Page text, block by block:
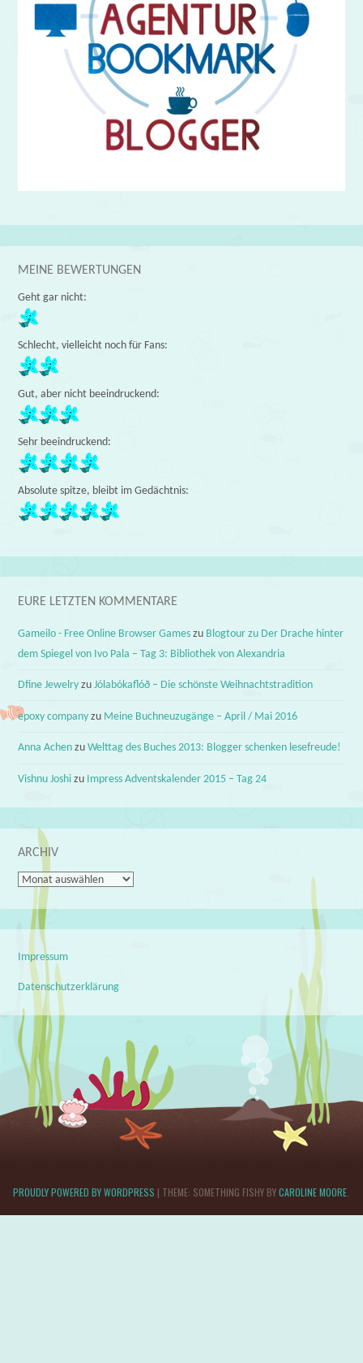
MEINE BEWERTUNGEN
Geht gar nicht:
Schlecht, vielleicht noch für Fans:
Gut, aber nicht beeindruckend:
Sehr beeindruckend:
Absolute spitze, bleibt im Gedächtnis:
EURE LETZTEN KOMMENTARE
Gameilo - Free Online Browser Games zu Blogtour zu Der Drache hinter
dem Spiegel von Ivo Pala – Tag 3: Bibliothek von Alexandria
Dfine Jewelry zuJólabókaflóð – Die schönste Weihnachtstradition
epoxy company zu Meine Buchneuzugänge – April / Mai 2016
Anna Achen zuWelttag des Buches 2013: Blogger schenken lesefreude!
Vishnu Joshi zu Impress Adventskalender 2015 – Tag 24
ARCHIV
Archiv
Impressum
Datenschutzerklärung
PROUDLY POWERED BY WORDPRESS | THEME: SOMETHING FISHY BYCAROLINE MOORE